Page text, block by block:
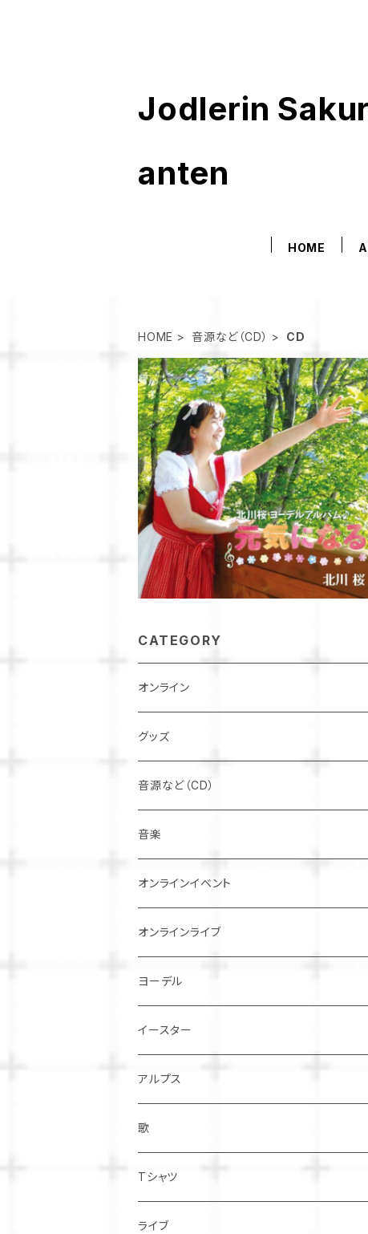
Jodlerin
anten
HOME
HOME 音源など（CD） CD
CATEGORY
オンライン
専用配信
ヨーデル北川桜のハッピーバースデー配信
時計
雑貨
時計・パソコン回り
Ｔシャツなど
グループ配信
生配信
ビールかお茶で乾杯しようライブ
子供向け♪体験型 リモートライブ
グッズ
雑貨
スマホケース
AirPodsケース
Ｔシャツなど
半袖T
サウンドカード
父の日
音源など（CD）
CD
元気になるCD ヨーデル北川桜
電話
電話でヨーデル
音楽
オンラインイベント
オンラインライブ
ヨーデル
イースター
アルプス
歌
Tシャツ
ライブ